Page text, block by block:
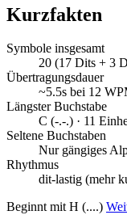
Kurzfakten
Symbole insgesamt
20 (17 Dits + 3
Übertragungsdauer
~5.5s bei 12
Längster Buchstabe
C (-.-.) · 11
Seltene Buchstaben
Nur gängiges
Rhythmus
dit-lastig (mehr
Beginnt mit H (....)